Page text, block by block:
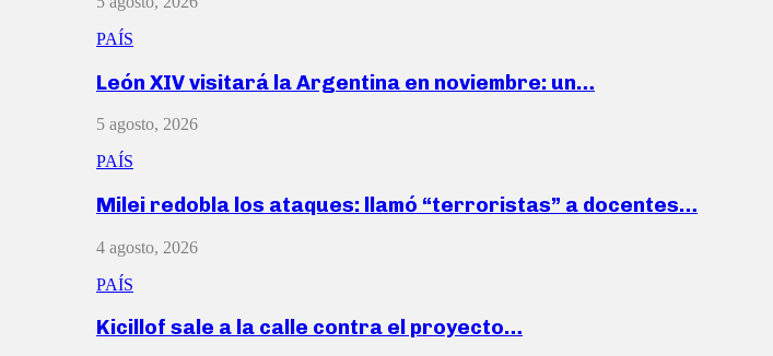
PAÍS
León XIV visitará la Argentina en noviembre: un…
5 agosto, 2026
PAÍS
Milei redobla los ataques: llamó “terroristas” a docentes…
4 agosto, 2026
PAÍS
Kicillof sale a la calle contra el proyecto…